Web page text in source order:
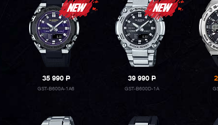
35 990P
GST-B600A-1A6
39 990P
GST-B600D-1A